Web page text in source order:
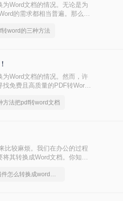
Word文档的情况。无论是为
的需求都相当普遍。那么pdf
word的三种方法
Word文档的情况。然而，许
免费且高质量的PDF转Word
方法把pdf转word文档
比较麻烦。我们在办公的过程
其转换成Word文档。你知道
pdf扫描件怎么转换成word文档免费